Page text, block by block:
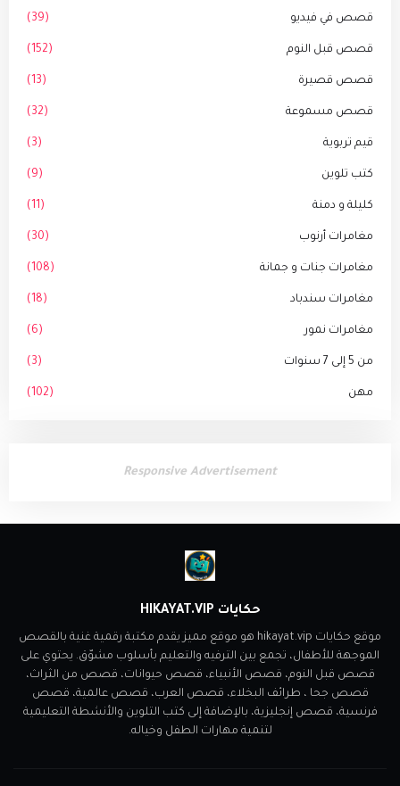
قصص في فيديو (39)
قصص قبل النوم (152)
قصص قصيرة (13)
قصص مسموعة (32)
قيم تربوية (3)
كتب تلوين (9)
كليلة و دمنة (11)
مغامرات أرنوب (30)
مغامرات جنات و جمانة (108)
مغامرات سندباد (18)
مغامرات نمور (6)
من 5 إلى 7 سنوات (3)
مهن (102)
Responsive Advertisement
حكايات HIKAYAT.VIP
موقع حكايات hikayat.vip هو موقع مميز يقدم مكتبة رقمية غنية بالقصص
الموجهة للأطفال، تجمع بين الترفيه والتعليم بأسلوب مشوّق. يحتوي على
قصص قبل النوم، قصص الأنبياء، قصص حيوانات، قصص من الثراث،
قصص جحا ، طرائف البخلاء، قصص العرب، قصص عالمية، قصص
فرنسية، قصص إنجليزية، بالإضافة إلى كتب التلوين والأنشطة التعليمية
لتنمية مهارات الطفل وخياله.